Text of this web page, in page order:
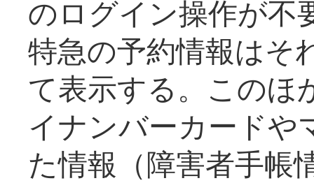
のログイン操作が不
特急の予約情報はそ
て表示する。このほ
イナンバーカードや
た情報（障害者手帳